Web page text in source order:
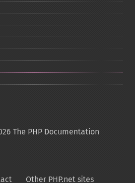
The PHP Documentation
Other PHP.net sites